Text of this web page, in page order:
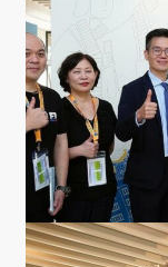
助
學
金
學程簡
介
師資陣
容